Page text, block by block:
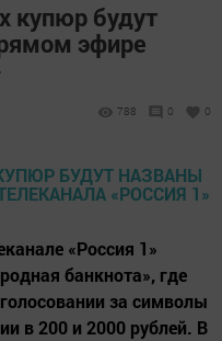
купюр будут
эфире
788 0 0
«Россия 1»
банкнота», где
за символы
в 200 и 2000 рублей. В